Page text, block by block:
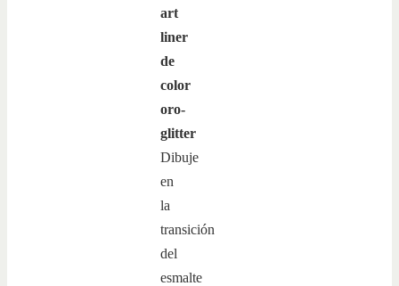
art
liner
de
color
oro-
glitter
Dibuje
en
la
transición
del
esmalte